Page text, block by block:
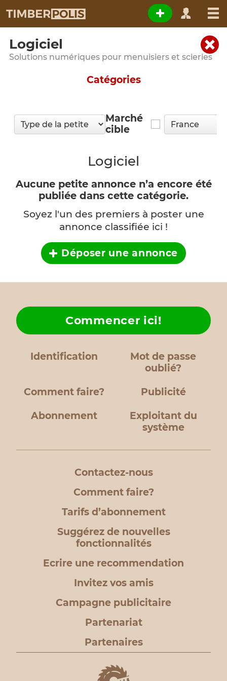
Logiciel
Solutions numériques pour menuisiers et scieries
Catégories
Marché
cible
Logiciel
Aucune petite annonce n’a encore été
publiée dans cette catégorie.
Soyez l'un des premiers à poster une
annonce classifiée ici !
Déposer une annonce
Identification
Mot de passe
oublié?
Comment faire?
Commencer ici!
Publicité
Abonnement
Exploitant du
système
Contactez-nous
Comment faire?
Tarifs d’abonnement
Suggérez de nouvelles
fonctionnalités
Ecrire une recommendation
Invitez vos amis
Campagne publicitaire
Partenariat
Partenaires